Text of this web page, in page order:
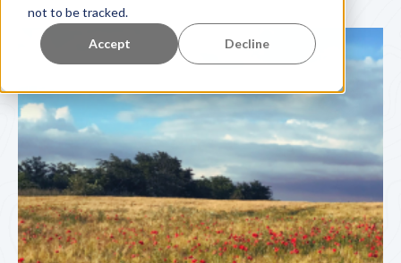
not to be tracked.
Accept Decline